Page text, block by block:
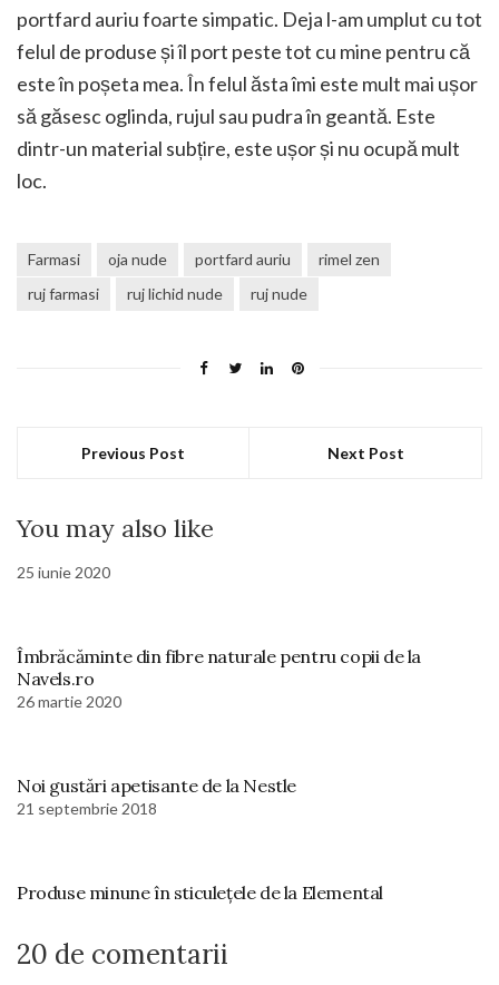
portfard auriu foarte simpatic. Deja l-am umplut cu tot
felul de produse și îl port peste tot cu mine pentru că
este în poșeta mea. În felul ăsta îmi este mult mai ușor
să găsesc oglinda, rujul sau pudra în geantă. Este
dintr-un material subțire, este ușor și nu ocupă mult
loc.
Farmasi oja nude portfard auriu
rimel zen
ruj farmasi
ruj lichid nude ruj nude
Previous Post Next Post
You may also like
25 iunie 2020
Îmbrăcăminte din fibre naturale pentru copii de la
Navels.ro
26 martie 2020
Noi gustări apetisante de la Nestle
21 septembrie 2018
Produse minune în sticulețele de la Elemental
20 de comentarii